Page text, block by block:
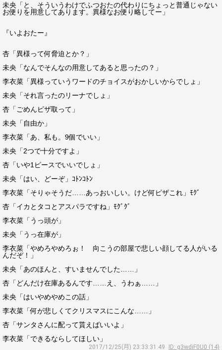
未央「と、そういうわけでふつおたの代わりにちょっと普通じゃない
お便りを用意してあります。異様なお便り略してー」
『いよおたー』
杏「異様って何脅迫とか？」
未央「なんでそんなの用意してあると思ったの？」
李衣菜「異様っていうワードのチョイスがおかしいからでしょ」
未央「それ言ったのリーナでしょ」
杏「ごめんピザ取って」
未央「自由か」
李衣菜「あ、私も。9個でいい」
未央「2つで十分ですよ」
杏「いや1ピースでいいでしょ」
未央「はい、どーぞ」ｺﾄﾝｺﾄﾝ
李衣菜「そりゃそうだ……あっおいしい。けど何ピザこれ」ﾓｸﾞ
杏「イカとタコとアスパラですね」ﾓｸﾞｸﾞ
李衣菜「うっ頭が」
未央「うっ在庫が」
李衣菜「やめろやめろぉ！ 向こうの部屋で悲しい顔してる人がいる
んだぞ！」
未央「あのほんと、すいませんでした……」
杏「どんだけ在庫あるんです……え、うわぁ……」
未央「はいやめやめこの話」
李衣菜「何が悲しくてクリスマスにこんな……」
杏「サンタさんに配って貰えばいいよ」
李衣菜「できるならしてほしい」
2017/12/25(月) 23:33:31.49 ID: g3wdiF0U0 (14)